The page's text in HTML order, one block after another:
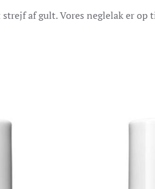
af gult. Vores neglelak er